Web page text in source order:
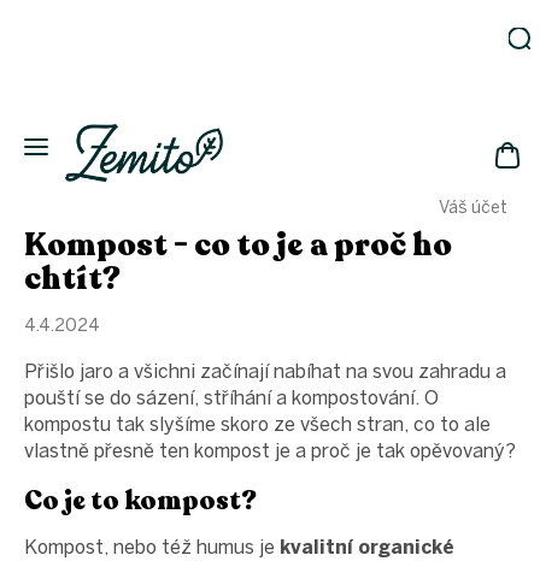
Váš účet
Eko
domácnost
Kosmetika
Eko
láhve
Akce
a ušetři
Novinky
Vánoce
Přihlášení
Kompost - co to je a proč ho
chtít?
4.4.2024
Přišlo jaro a všichni začínají nabíhat na svou zahradu a
pouští se do sázení, stříhání a kompostování. O
kompostu tak slyšíme skoro ze všech stran, co to ale
vlastně přesně ten kompost je a proč je tak opěvovaný?
Co je to kompost?
Kompost, nebo též humus je kvalitní organické